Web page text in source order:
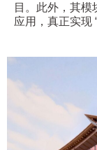
目。此外，其
应用，真正实现